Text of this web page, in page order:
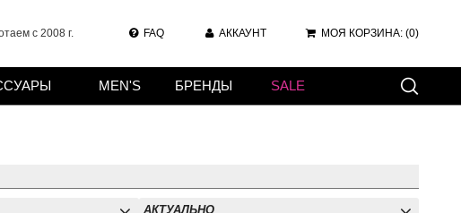
с 2008 г. FAQ АККАУНТ МОЯ КОРЗИНА: (0)
АКТУАЛЬНО
MEN'S БРЕНДЫ SALE